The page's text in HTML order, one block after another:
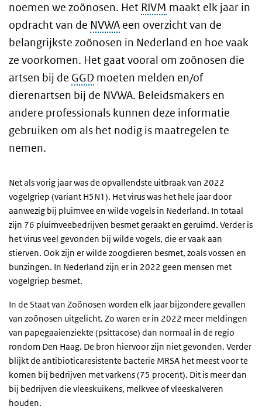
noemen we zoönosen. Het RIVM maakt elk jaar in
opdracht van de NVWA een overzicht van de
belangrijkste zoönosen in Nederland en hoe vaak
ze voorkomen. Het gaat vooral om zoönosen die
artsen bij de GGD moeten melden en/of
dierenartsen bij de NVWA. Beleidsmakers en
andere professionals kunnen deze informatie
gebruiken om als het nodig is maatregelen te
nemen.
Net als vorig jaar was de opvallendste uitbraak van 2022
vogelgriep (variant H5N1). Het virus was het hele jaar door
aanwezig bij pluimvee en wilde vogels in Nederland. In totaal
zijn 76 pluimveebedrijven besmet geraakt en geruimd. Verder is
het virus veel gevonden bij wilde vogels, die er vaak aan
stierven. Ook zijn er wilde zoogdieren besmet, zoals vossen en
bunzingen. In Nederland zijn er in 2022 geen mensen met
vogelgriep besmet.
In de Staat van Zoönosen worden elk jaar bijzondere gevallen
van zoönosen uitgelicht. Zo waren er in 2022 meer meldingen
van papegaaienziekte (psittacose) dan normaal in de regio
rondom Den Haag. De bron hiervoor zijn niet gevonden. Verder
blijkt de antibioticaresistente bacterie MRSA het meest voor te
komen bij bedrijven met varkens (75 procent). Dit is meer dan
bij bedrijven die vleeskuikens, melkvee of vleeskalveren
houden.